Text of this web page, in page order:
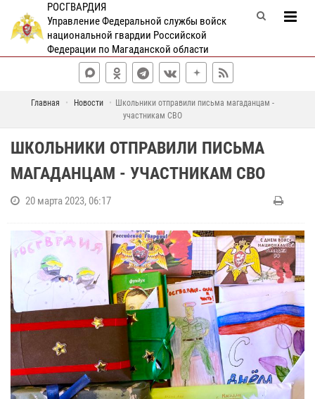
РОСГВАРДИЯ
Управление Федеральной службы войск
национальной гвардии Российской
Федерации по Магаданской области
Главная Новости
Школьники отправили письма магаданцам -
участникам СВО
ШКОЛЬНИКИ ОТПРАВИЛИ ПИСЬМА
МАГАДАНЦАМ - УЧАСТНИКАМ СВО
20 марта 2023, 06:17